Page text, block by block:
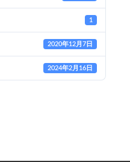
1
2020年12月7日
2024年2月16日